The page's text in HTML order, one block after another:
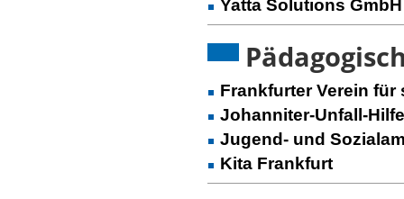
Yatta Solutions GmbH
Frankfurter Verein für
Johanniter-Unfall-
Jugend- und
Kita Frankfurt